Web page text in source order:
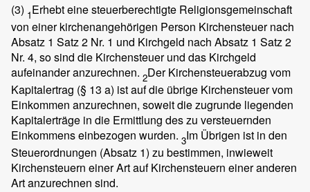
(3) 1Erhebt eine steuerberechtigte Religionsgemeinschaft
von einer kirchenangehörigen Person Kirchensteuer nach
Absatz 1 Satz 2 Nr. 1 und Kirchgeld nach Absatz 1 Satz 2
Nr. 4, so sind die Kirchensteuer und das Kirchgeld
aufeinander anzurechnen. 2Der Kirchensteuerabzug vom
Kapitalertrag (§ 13 a) ist auf die übrige Kirchensteuer vom
Einkommen anzurechnen, soweit die zugrunde liegenden
Kapitalerträge in die Ermittlung des zu versteuernden
Einkommens einbezogen wurden. 3Im Übrigen ist in den
Steuerordnungen (Absatz 1) zu bestimmen, inwieweit
Kirchensteuern einer Art auf Kirchensteuern einer anderen
Art anzurechnen sind.